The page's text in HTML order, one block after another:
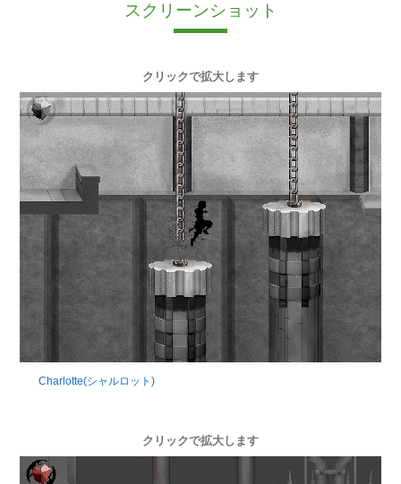
スクリーンショット
クリックで拡大します
Charlotte(シャルロット)
クリックで拡大します